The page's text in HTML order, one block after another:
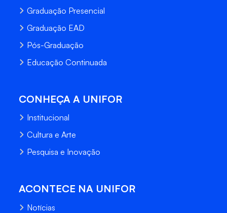
Graduação Presencial
Graduação EAD
Pós-Graduação
Educação Continuada
CONHEÇA A UNIFOR
Institucional
Cultura e Arte
Pesquisa e Inovação
ACONTECE NA UNIFOR
Notícias